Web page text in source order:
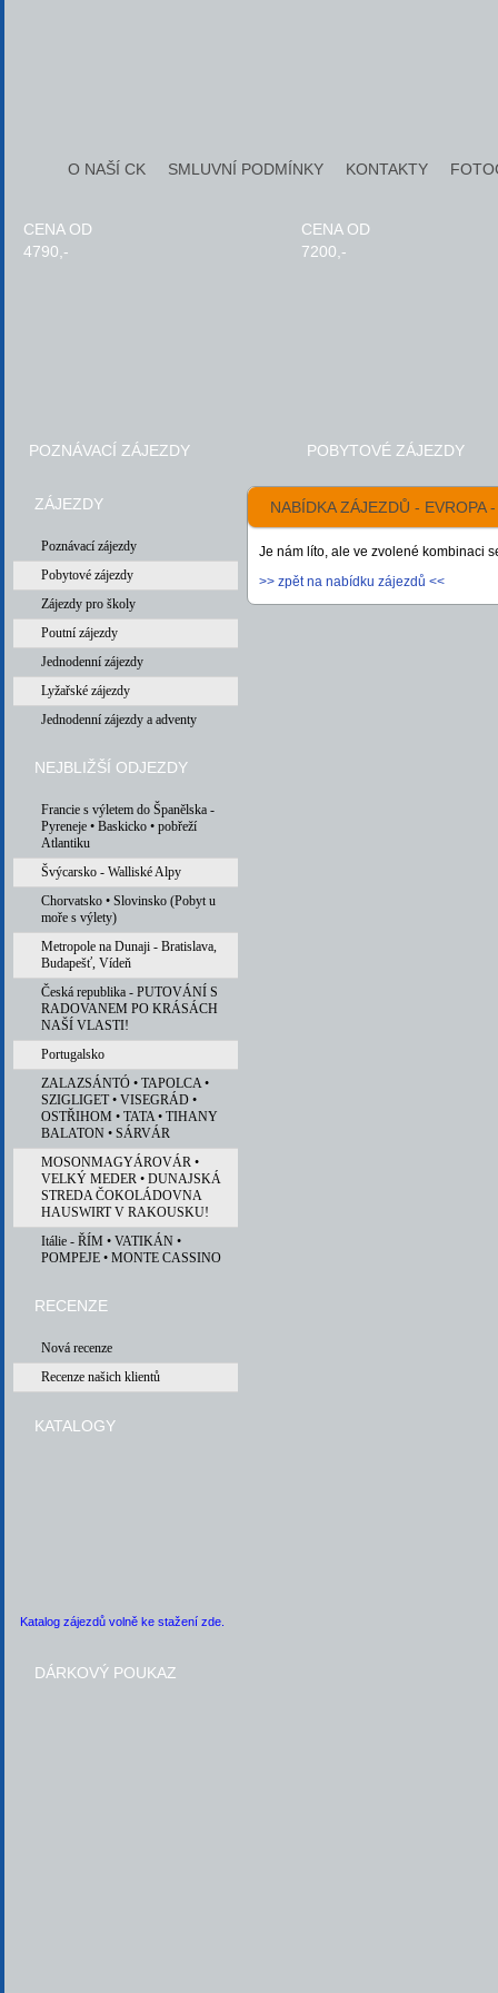
POZNÁVACÍ ZÁJEZDY
4790,-
CENA OD
POBYTOVÉ ZÁJEZDY
7200,-
CENA OD
NABÍDKA ZÁJEZDŮ - EVROPA
Je nám líto, ale ve zvolené kombinaci
>> zpět na nabídku zájezdů <<
ZÁJEZDY
Poznávací zájezdy
Pobytové zájezdy
Zájezdy pro školy
Poutní zájezdy
Jednodenní zájezdy
Lyžařské zájezdy
Jednodenní zájezdy a adventy
NEJBLIŽŠÍ ODJEZDY
Francie s výletem do Španělska -
Pyreneje • Baskicko • pobřeží
Atlantiku
Švýcarsko - Walliské Alpy
Chorvatsko • Slovinsko (Pobyt u
moře s výlety)
Metropole na Dunaji - Bratislava,
Budapešť, Vídeň
Česká republika - PUTOVÁNÍ S
RADOVANEM PO KRÁSÁCH
NAŠÍ VLASTI!
Portugalsko
ZALAZSÁNTÓ • TAPOLCA •
SZIGLIGET • VISEGRÁD •
OSTŘIHOM • TATA • TIHANY
BALATON • SÁRVÁR
MOSONMAGYÁROVÁR •
VELKÝ MEDER • DUNAJSKÁ
STREDA ČOKOLÁDOVNA
HAUSWIRT V RAKOUSKU!
Itálie - ŘÍM • VATIKÁN •
POMPEJE • MONTE CASSINO
RECENZE
Nová recenze
Recenze našich klientů
KATALOGY
Katalog zájezdů volně ke stažení zde.
DÁRKOVÝ POUKAZ
O NAŠÍ CK SMLUVNÍ PODMÍNKY KONTAKTY